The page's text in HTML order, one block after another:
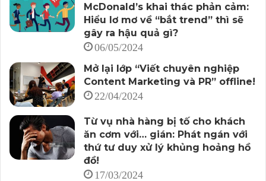
McDonald’s khai thác phản cảm:
Hiểu lơ mơ về “bắt trend” thì sẽ
gây ra hậu quả gì?
06/05/2024
Mở lại lớp “Viết chuyên nghiệp
Content Marketing và PR” offline!
22/04/2024
Từ vụ nhà hàng bị tố cho khách
ăn cơm với… gián: Phát ngán với
thứ tư duy xử lý khủng hoảng hồ
đồ!
17/03/2024